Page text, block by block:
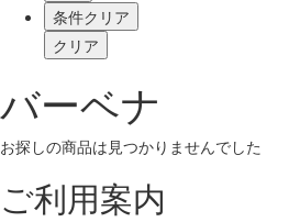
バーベナ
お探しの商品は見つかりませんでした
ご利用案内